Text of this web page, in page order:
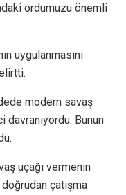
ordumuzu önemli
uygulanmasını
modern savaş
davranıyordu. Bunun
uçağı vermenin
çatışma